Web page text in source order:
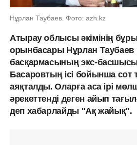
Нұрлан Таубаев. Фото: azh.kz
Атырау облысы әкімінің
орынбасары Нұрлан
басқармасының экс-
Басаровтың ісі бойынша сот
аяқталды. Оларға аса ірі
әрекеттенді деген айып
деп хабарлайды "Ақ жайық".